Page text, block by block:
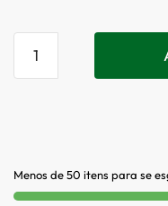
Menos de 50 itens para se